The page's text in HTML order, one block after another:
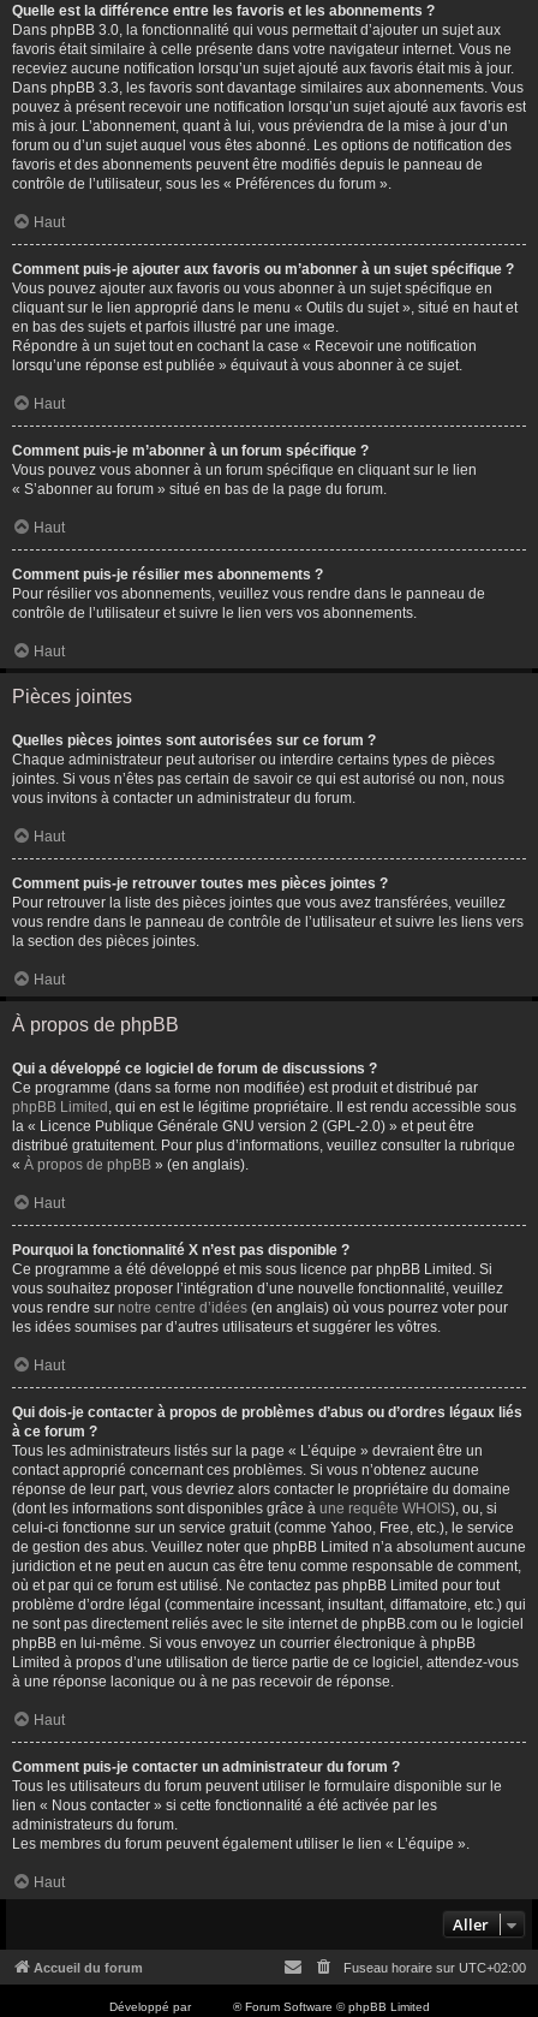
Quelle est la différence entre les favoris et les abonnements ?
Dans phpBB 3.0, la fonctionnalité qui vous permettait d’ajouter un sujet aux
favoris était similaire à celle présente dans votre navigateur internet. Vous ne
receviez aucune notification lorsqu’un sujet ajouté aux favoris était mis à jour.
Dans phpBB 3.3, les favoris sont davantage similaires aux abonnements. Vous
pouvez à présent recevoir une notification lorsqu’un sujet ajouté aux favoris est
mis à jour. L’abonnement, quant à lui, vous préviendra de la mise à jour d’un
forum ou d’un sujet auquel vous êtes abonné. Les options de notification des
favoris et des abonnements peuvent être modifiés depuis le panneau de
contrôle de l’utilisateur, sous les « Préférences du forum ».
Haut
Comment puis-je ajouter aux favoris ou m’abonner à un sujet spécifique ?
Vous pouvez ajouter aux favoris ou vous abonner à un sujet spécifique en
cliquant sur le lien approprié dans le menu « Outils du sujet », situé en haut et
en bas des sujets et parfois illustré par une image.
Répondre à un sujet tout en cochant la case « Recevoir une notification
lorsqu’une réponse est publiée » équivaut à vous abonner à ce sujet.
Haut
Comment puis-je m’abonner à un forum spécifique ?
Vous pouvez vous abonner à un forum spécifique en cliquant sur le lien
« S’abonner au forum » situé en bas de la page du forum.
Haut
Comment puis-je résilier mes abonnements ?
Pour résilier vos abonnements, veuillez vous rendre dans le panneau de
contrôle de l’utilisateur et suivre le lien vers vos abonnements.
Haut
Pièces jointes
Quelles pièces jointes sont autorisées sur ce forum ?
Chaque administrateur peut autoriser ou interdire certains types de pièces
jointes. Si vous n’êtes pas certain de savoir ce qui est autorisé ou non, nous
vous invitons à contacter un administrateur du forum.
Haut
Comment puis-je retrouver toutes mes pièces jointes ?
Pour retrouver la liste des pièces jointes que vous avez transférées, veuillez
vous rendre dans le panneau de contrôle de l’utilisateur et suivre les liens vers
la section des pièces jointes.
Haut
À propos de phpBB
Qui a développé ce logiciel de forum de discussions ?
Ce programme (dans sa forme non modifiée) est produit et distribué par
phpBB Limited , qui en est le légitime propriétaire. Il est rendu accessible sous
la « Licence Publique Générale GNU version 2 (GPL-2.0) » et peut être
distribué gratuitement. Pour plus d’informations, veuillez consulter la rubrique
« À propos de phpBB » (en anglais).
Haut
Pourquoi la fonctionnalité X n’est pas disponible ?
Ce programme a été développé et mis sous licence par phpBB Limited. Si
vous souhaitez proposer l’intégration d’une nouvelle fonctionnalité, veuillez
vous rendre sur notre centre d’idées (en anglais) où vous pourrez voter pour
les idées soumises par d’autres utilisateurs et suggérer les vôtres.
Haut
Qui dois-je contacter à propos de problèmes d’abus ou d’ordres légaux liés
à ce forum ?
Tous les administrateurs listés sur la page « L’équipe » devraient être un
contact approprié concernant ces problèmes. Si vous n’obtenez aucune
réponse de leur part, vous devriez alors contacter le propriétaire du domaine
(dont les informations sont disponibles grâce à une requête WHOIS), ou, si
celui-ci fonctionne sur un service gratuit (comme Yahoo, Free, etc.), le service
de gestion des abus. Veuillez noter que phpBB Limited n’a absolument aucune
juridiction et ne peut en aucun cas être tenu comme responsable de comment,
où et par qui ce forum est utilisé. Ne contactez pas phpBB Limited pour tout
problème d’ordre légal (commentaire incessant, insultant, diffamatoire, etc.) qui
ne sont pas directement reliés avec le site internet de phpBB.com ou le logiciel
phpBB en lui-même. Si vous envoyez un courrier électronique à phpBB
Limited à propos d’une utilisation de tierce partie de ce logiciel, attendez-vous
à une réponse laconique ou à ne pas recevoir de réponse.
Haut
Comment puis-je contacter un administrateur du forum ?
Tous les utilisateurs du forum peuvent utiliser le formulaire disponible sur le
lien « Nous contacter » si cette fonctionnalité a été activée par les
administrateurs du forum.
Les membres du forum peuvent également utiliser le lien « L’équipe ».
Haut
Aller
Accueil du forum Fuseau horaire sur UTC+02:00
Développé par ® Forum Software © phpBB Limited